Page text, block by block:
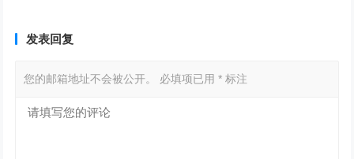
发表回复
您的邮箱地址不会被公开。 必填项已用* 标注